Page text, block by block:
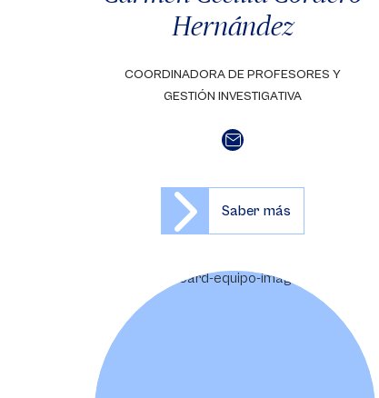
Hernández
COORDINADORA DE PROFESORES Y
GESTIÓN INVESTIGATIVA
Saber más